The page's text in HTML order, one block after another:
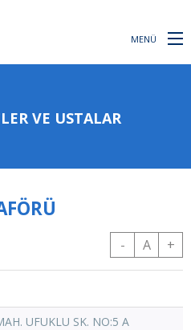
MENÜ
VE USTALAR
- A +
UFUKLU SK. NO:5 A